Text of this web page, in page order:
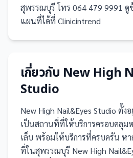
สุพรรณบุรี โทร 064 479 9991 ดู
แผนที่ได้ที่ Clinicintrend
เกี่ยวกับ New High
Studio
New High Nail&Eyes Studio ตั้ง
เป็นสถานที่ที่ให้บริการครอบคลุม
เล็บ พร้อมให้บริการที่ครบครัน หา
ที่ในสุพรรณบุรี New High